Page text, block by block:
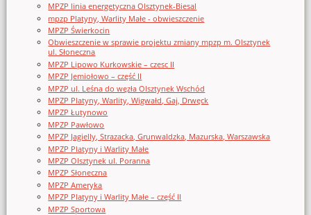
MPZP linia energetyczna Olsztynek-Biesal
mpzp Platyny, Warlity Małe - obwieszczenie
MPZP Świerkocin
Obwieszczenie w sprawie projektu zmiany mpzp m. Olsztynek
ul. Słoneczna
MPZP Lipowo Kurkowskie – czesc II
MPZP Jemiołowo – część II
MPZP ul. Leśna do węzła Olsztynek Wschód
MPZP Platyny, Warlity, Wigwałd, Gaj, Drwęck
MPZP Łutynowo
MPZP Pawłowo
MPZP Jagielly, Strazacka, Grunwaldzka, Mazurska, Warszawska
MPZP Platyny i Warlity Małe
MPZP Olsztynek ul. Poranna
MPZP Słoneczna
MPZP Ameryka
MPZP Platyny i Warlity Małe – część II
MPZP Sportowa